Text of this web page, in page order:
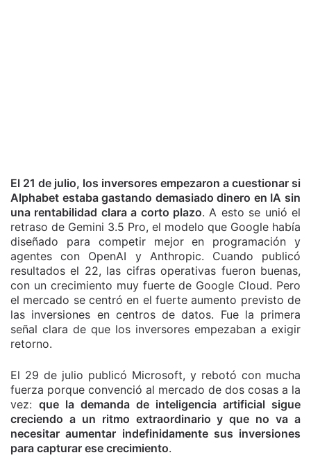
El 21 de julio, los inversores empezaron a cuestionar si
Alphabet estaba gastando demasiado dinero en IA sin
una rentabilidad clara a corto plazo. A esto se unió el
retraso de Gemini 3.5 Pro, el modelo que Google había
diseñado para competir mejor en programación y
agentes con OpenAI y Anthropic. Cuando publicó
resultados el 22, las cifras operativas fueron buenas,
con un crecimiento muy fuerte de Google Cloud. Pero
el mercado se centró en el fuerte aumento previsto de
las inversiones en centros de datos. Fue la primera
señal clara de que los inversores empezaban a exigir
retorno.
El 29 de julio publicó Microsoft, y rebotó con mucha
fuerza porque convenció al mercado de dos cosas a la
vez: que la demanda de inteligencia artificial sigue
creciendo a un ritmo extraordinario y que no va a
necesitar aumentar indefinidamente sus inversiones
para capturar ese crecimiento.